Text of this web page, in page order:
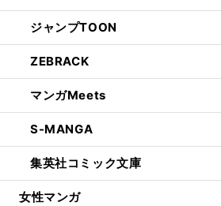
ジャンプTOON
ZEBRACK
マンガMeets
S-MANGA
集英社コミック文庫
女性マンガ